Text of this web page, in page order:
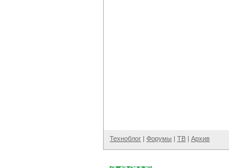
Техноблог | Форумы | ТВ | Архив